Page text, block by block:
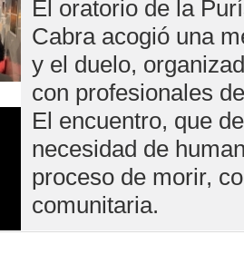
El oratorio de la
Cabra acogió una
y el duelo,
con profesionales
El encuentro, que
necesidad de
proceso de morir,
comunitaria.